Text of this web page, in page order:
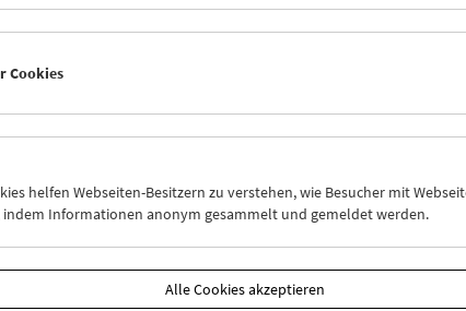
Stück
Cookies
helfen Webseiten-Besitzern zu verstehen, wie Besucher mit
indem Informationen anonym gesammelt und gemeldet werden.
Alle Cookies akzeptieren